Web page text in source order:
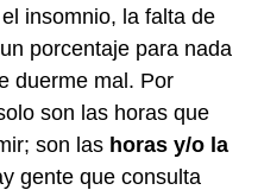
insomnio, la falta de
porcentaje para nada
duerme mal. Por
son las horas que
son las horas y/o la
gente que consulta